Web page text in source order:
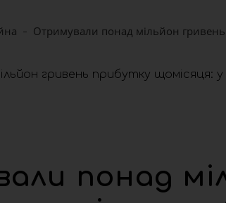
Отримували понад мільйон гривень
понад